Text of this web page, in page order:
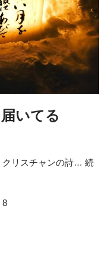
いてる
クリスチャンの詩… 続
8